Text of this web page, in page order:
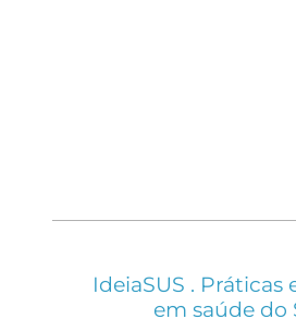
IdeiaSUS . Práticas
em saúde do